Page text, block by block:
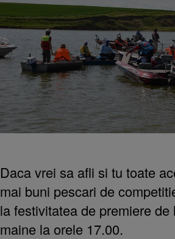
Daca vrei sa afli si tu toate
mai buni pescari de
la festivitatea de premiere
maine la orele 17.00.